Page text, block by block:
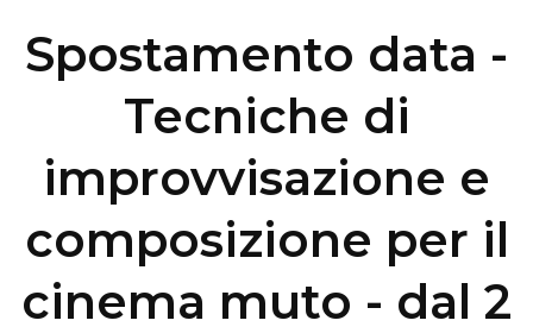
Spostamento data -
Tecniche di
improvvisazione e
composizione per il
cinema muto - dal 2